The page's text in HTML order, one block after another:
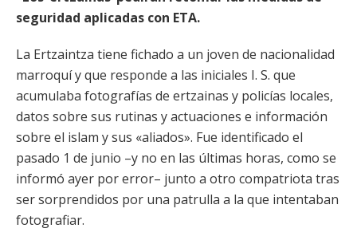
seguridad aplicadas con ETA.
La Ertzaintza tiene fichado a un joven de nacionalidad
marroquí y que responde a las iniciales I. S. que
acumulaba fotografías de ertzainas y policías locales,
datos sobre sus rutinas y actuaciones e información
sobre el islam y sus «aliados». Fue identificado el
pasado 1 de junio –y no en las últimas horas, como se
informó ayer por error– junto a otro compatriota tras
ser sorprendidos por una patrulla a la que intentaban
fotografiar.